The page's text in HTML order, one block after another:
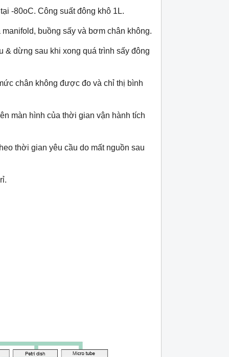
-80oC. Công suất đông khô 1L.
buồng sấy và bơm chân không.
& dừng sau khi xong quá trình sấy đông
chân không được đo và chỉ thị bình
màn hình của thời gian vận hành tích
thời gian yêu cầu do mất nguồn sau